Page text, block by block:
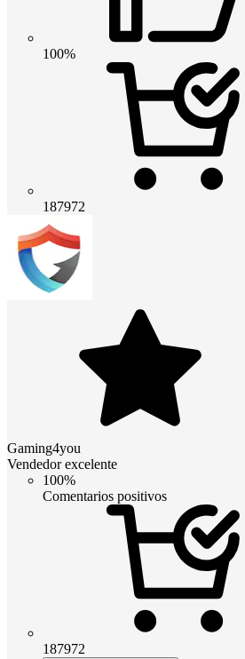
100%
187972
Gaming4you
Vendedor excelente
100%
Comentarios positivos
187972